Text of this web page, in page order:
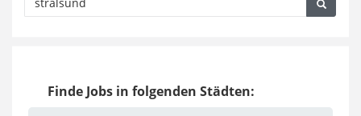
Finde Jobs in folgenden Städten: